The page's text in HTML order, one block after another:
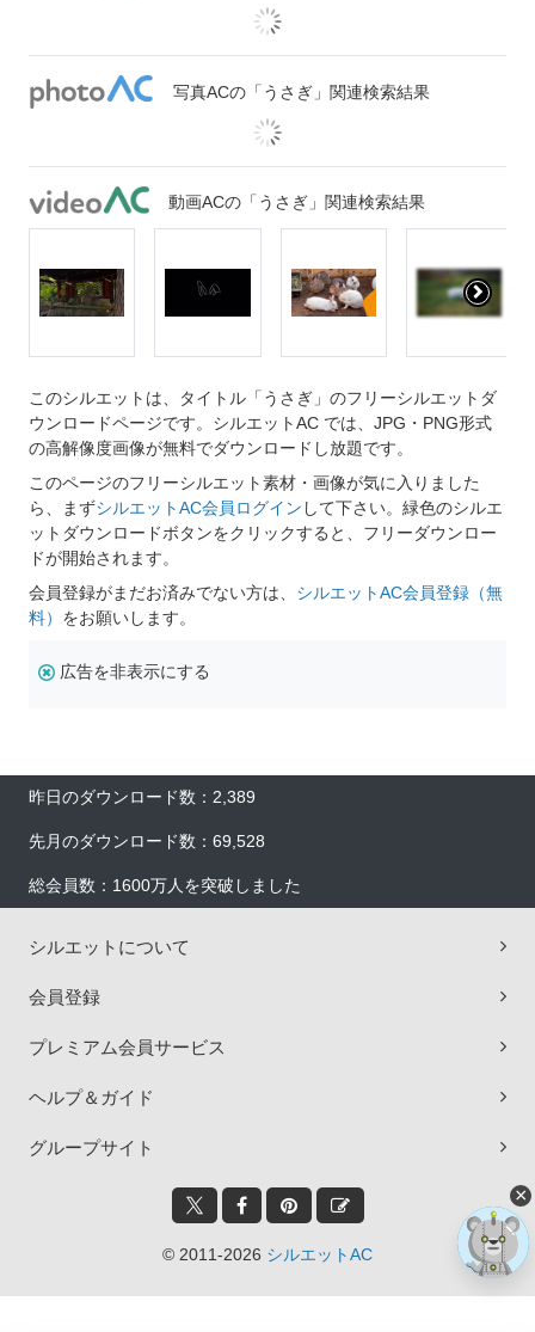
写真ACの「うさぎ」関連検索結果
動画ACの「うさぎ」関連検索結果
このシルエットは、タイトル「うさぎ」のフリーシルエットダ
ウンロードページです。シルエットAC では、JPG・PNG形式
の高解像度画像が無料でダウンロードし放題です。
このページのフリーシルエット素材・画像が気に入りました
ら、まずシルエットAC会員ログイン して下さい。緑色のシルエ
ットダウンロードボタンをクリックすると、フリーダウンロー
ドが開始されます。
会員登録がまだお済みでない方は、 シルエットAC会員登録（無
料） をお願いします。
広告を非表示にする
昨日のダウンロード数：2,389
先月のダウンロード数：69,528
総会員数：1600万人を突破しました
シルエットについて
会員登録
プレミアム会員サービス
ヘルプ＆ガイド
グループサイト
© 2011-2026 シルエットAC
×